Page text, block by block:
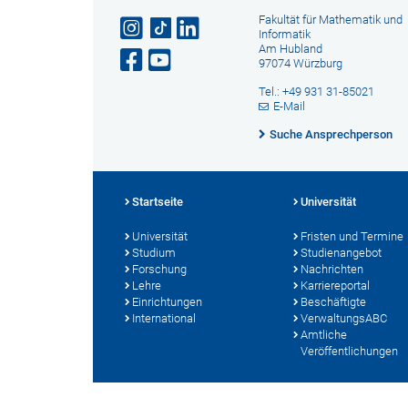
Fakultät für Mathematik und
Informatik
Am Hubland
97074 Würzburg
Tel.: +49 931 31-85021
E-Mail
Suche Ansprechperson
Startseite
Universität
Studium
Forschung
Lehre
Einrichtungen
International
Universität
Fristen und Termine
Studienangebot
Nachrichten
Karriereportal
Beschäftigte
VerwaltungsABC
Amtliche
Veröffentlichungen